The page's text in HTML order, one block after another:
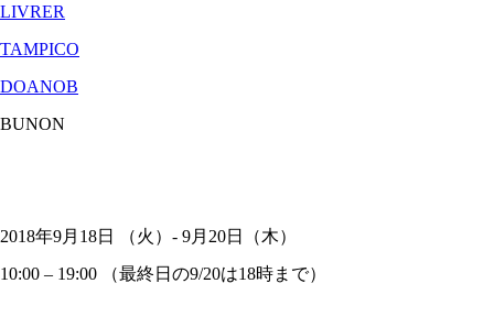
LIVRER
TAMPICO
DOANOB
BUNON
2018年9月18日 （火）- 9月20日（木）
10:00 – 19:00 （最終日の9/20は18時まで）